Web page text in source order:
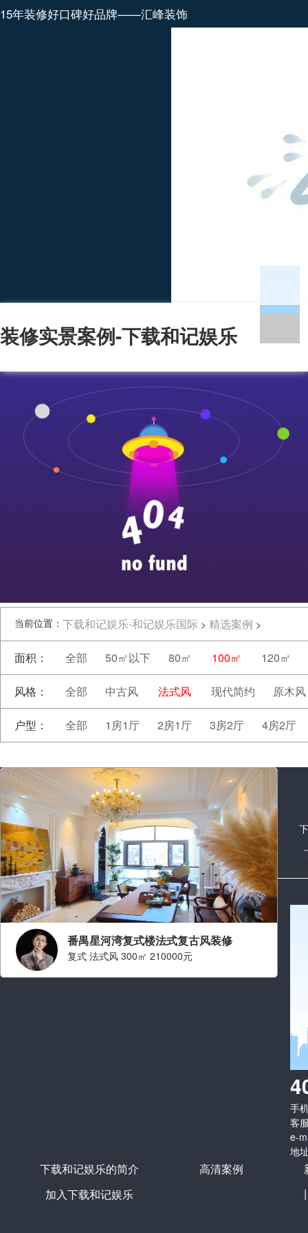
15年装修好口碑好品牌——汇峰装饰
装修实景案例-下载和记娱乐
当前位置： 下载和记娱乐-和记娱乐国际 > 精选案例 >
面积： 全部 50㎡以下 80㎡ 100㎡ 120㎡
风格： 全部 中古风 法式风 现代简约 原木风
户型： 全部 1房1厅 2房1厅 3房2厅 4房2厅
番禺星河湾复式楼法式复古风装修
复式 法式风 300㎡ 210000元
手
客
e-
地
下载和记娱乐的简介
加入下载和记娱乐
高清案例